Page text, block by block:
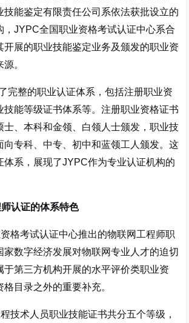
技能鉴定有限责任公司系依法获批设立的
，JYPC全国职业资格考试认证中心系合
开展的职业技能鉴定业务及颁发的职业资
。
完整的职业认证体系，包括注册职业资
技能等级证书体系等。注册职业资格证书
士、本科和金领、白领人士颁发，职业技
向专科、中专、初中和蓝领工人颁发。这
体系，展现了JYPC作为专业认证机构的
认证的体系特色
格考试认证中心推出的物联网工程师职
家数字经济发展对物联网专业人才的迫切
于第三方机构开展的水平评价类职业资
目录之外的重要补充。
技术人员职业技能证书共分五个等级，